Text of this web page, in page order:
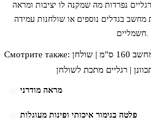
נפרדות מה שמקנה לו יציבות ומראה
מחשב בגדלים נוספים או שולחנות עמידה
חשמליים.
Смотрите также: ס"מ | שולחן
| רגליים מתכת לשולחן
מראה מודרני
פלטה בגימור איכותי ופינות מעוגלות